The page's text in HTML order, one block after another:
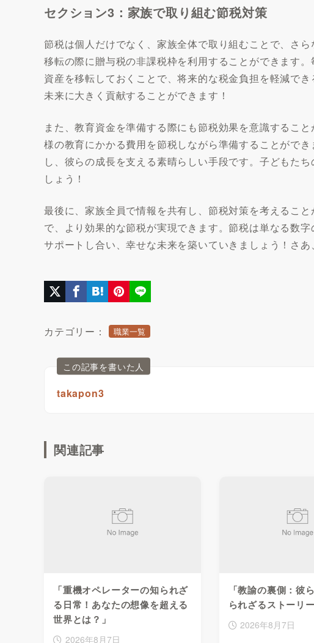
セクション3：家族で取り組む節税対策
節税は個人だけでなく、家族全体で取り組むことで、さ
移転の際に贈与税の非課税枠を利用することができます
資産を移転しておくことで、将来的な税金負担を軽減で
未来に大きく貢献することができます！
また、教育資金を準備する際にも節税効果を意識するこ
様の教育にかかる費用を節税しながら準備することがで
し、彼らの成長を支える素晴らしい手段です。子どもた
しょう！
最後に、家族全員で情報を共有し、節税対策を考えるこ
で、より効果的な節税が実現できます。節税は単なる数
サポートし合い、幸せな未来を築いていきましょう！さあ
カテゴリー： 職業一覧
この記事を書いた人
takapon3
関連記事
「重機オペレーターの知られざ
る日常！あなたの想像を超える
世界とは？」
2026年8月7日
「教諭の裏側：彼
られざるストーリ
2026年8月7日